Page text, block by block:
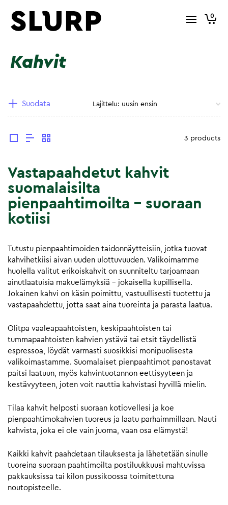
0
Kahvit
Suodata
3 products
Vastapaahdetut kahvit
suomalaisilta
pienpaahtimoilta – suoraan
kotiisi
Tutustu pienpaahtimoiden taidonnäytteisiin, jotka tuovat
kahvihetkiisi aivan uuden ulottuvuuden. Valikoimamme
huolella valitut erikoiskahvit on suunniteltu tarjoamaan
ainutlaatuisia makuelämyksiä – jokaisella kupillisella.
Jokainen kahvi on käsin poimittu, vastuullisesti tuotettu ja
vastapaahdettu, jotta saat aina tuoreinta ja parasta laatua.
Olitpa vaaleapaahtoisten, keskipaahtoisten tai
tummapaahtoisten kahvien ystävä tai etsit täydellistä
espressoa, löydät varmasti suosikkisi monipuolisesta
valikoimastamme. Suomalaiset pienpaahtimot panostavat
paitsi laatuun, myös kahvintuotannon eettisyyteen ja
kestävyyteen, joten voit nauttia kahvistasi hyvillä mielin.
Tilaa kahvit helposti suoraan kotiovellesi ja koe
pienpaahtimokahvien tuoreus ja laatu parhaimmillaan. Nauti
kahvista, joka ei ole vain juoma, vaan osa elämystä!
Kaikki kahvit paahdetaan tilauksesta ja lähetetään sinulle
tuoreina suoraan paahtimoilta postiluukkuusi mahtuvissa
pakkauksissa tai kilon pussikoossa toimitettuna
noutopisteelle.